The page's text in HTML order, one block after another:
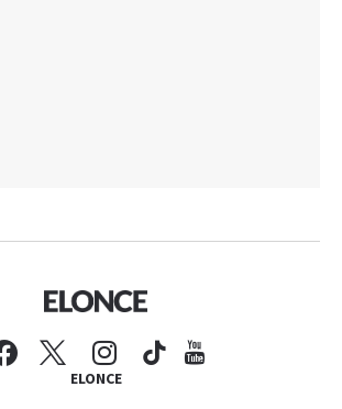
ELONCE